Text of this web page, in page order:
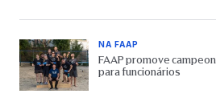
NA FAAP
FAAP promove
para funcionários